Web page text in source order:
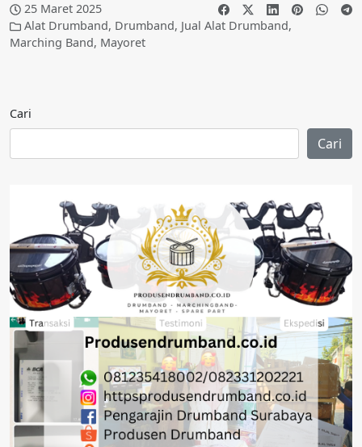
25 Maret 2025
Alat Drumband, Drumband, Jual Alat Drumband,
Marching Band, Mayoret
Cari
Cari